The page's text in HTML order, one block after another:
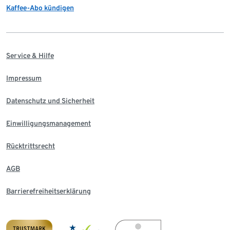
Kaffee-Abo kündigen
Service & Hilfe
Impressum
Datenschutz und Sicherheit
Einwilligungsmanagement
Rücktrittsrecht
AGB
Barrierefreiheitserklärung